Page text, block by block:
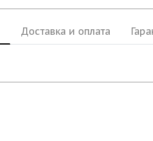
Доставка и оплата